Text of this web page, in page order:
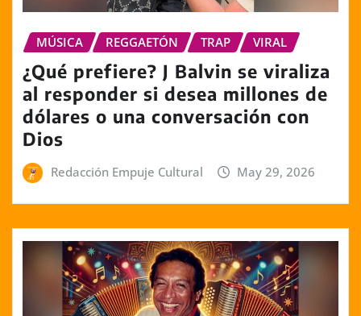
MÚSICA REGGAETÓN TRAP VIRAL
¿Qué prefiere? J Balvin se viraliza
al responder si desea millones de
dólares o una conversación con
Dios
Redacción Empuje Cultural May 29, 2026